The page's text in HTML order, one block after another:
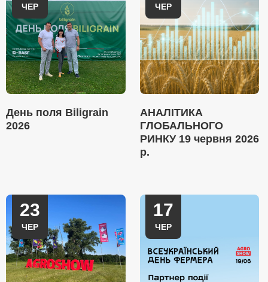
ЧЕР
День поля Biligrain
2026
ЧЕР
АНАЛІТИКА
ГЛОБАЛЬНОГО
РИНКУ 19 червня 2026
р.
23
ЧЕР
17
ЧЕР